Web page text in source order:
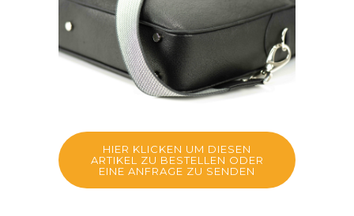
HIER KLICKEN UM DIESEN
ARTIKEL ZU BESTELLEN ODER
EINE ANFRAGE ZU SENDEN